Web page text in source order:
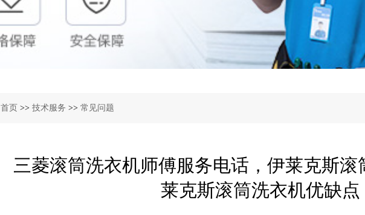
首页 >> 技术服务 >> 常见问题
三菱滚筒洗衣机师傅服务电话，伊莱克斯滚
莱克斯滚筒洗衣机优缺点